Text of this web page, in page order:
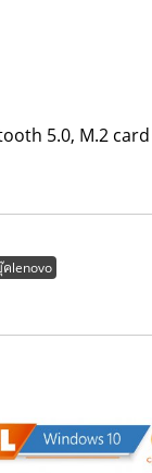
5.0, M.2 card
คlenovo